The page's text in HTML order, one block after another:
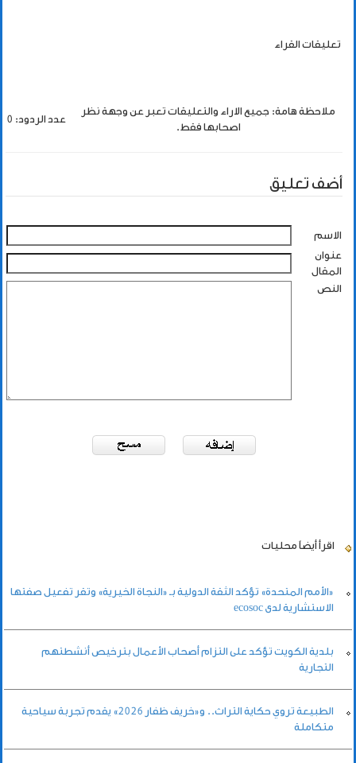
تعليقات القراء
ملاحظة هامة: جميع الاراء والتعليقات تعبر عن وجهة نظر
اصحابها فقط.
عدد الردود: 0
أضف تعليق
الاسم
عنوان
المقال
النص
اقرأ أيضاً محليات
«الأمم المتحدة» تؤكد الثقة الدولية بـ «النجاة الخيرية» وتقر تفعيل صفتها
الاستشارية لدى ecosoc
بلدية الكويت تؤكد على التزام أصحاب الأعمال بترخيص أنشطتهم
التجارية
الطبيعة تروي حكاية التراث.. و«خريف ظفار 2026» يقدم تجربة سياحية
متكاملة